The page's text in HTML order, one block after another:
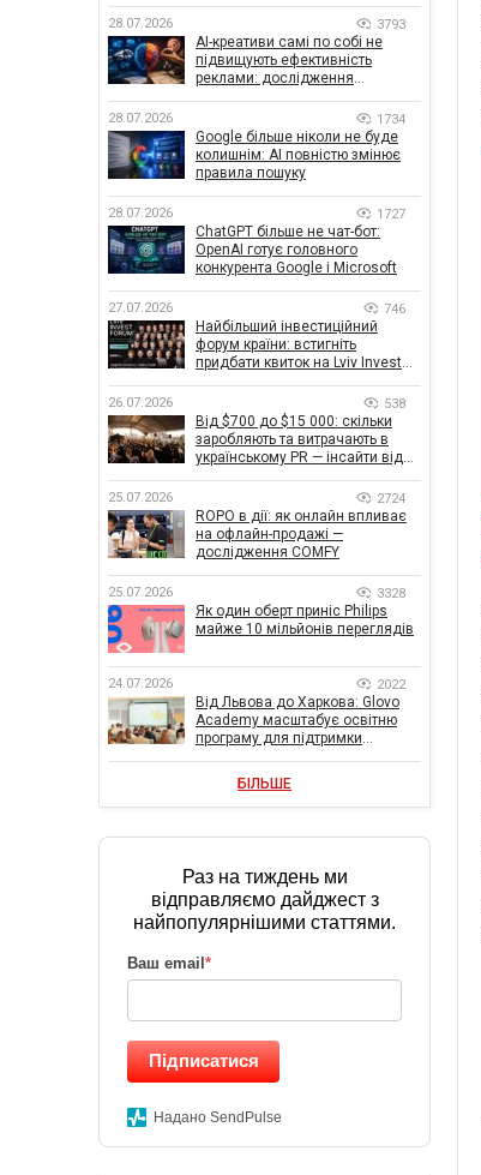
28.07.2026 3793
AI-креативи самі по собі не
підвищують ефективність
реклами: дослідження
впливає на ефективність
кампаній
28.07.2026 1734
Google більше ніколи не буде
колишнім: AI повністю змінює
правила пошуку
28.07.2026 1727
ChatGPT більше не чат-бот:
OpenAI готує головного
конкурента Google і Microsoft
27.07.2026 746
Найбільший інвестиційний
форум країни: встигніть
придбати квиток на Lviv Invest
26.07.2026 538
Від $700 до $15 000: скільки
заробляють та витрачають в
українському PR — інсайти від
25.07.2026 2724
ROPO в дії: як онлайн впливає
на офлайн-продажі —
дослідження COMFY
25.07.2026 3328
Як один оберт приніс Philips
майже 10 мільйонів переглядів
24.07.2026 2022
Від Львова до Харкова: Glovo
Academy масштабує освітню
програму для підтримки
БІЛЬШЕ
Раз на тиждень ми
відправляємо дайджест з
найпопулярнішими статтями.
Ваш email *
Підписатися
Надано SendPulse